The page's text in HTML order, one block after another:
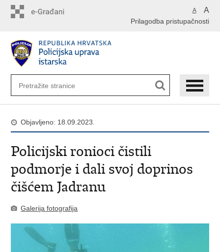
A A
Prilagodba pristupačnosti
Objavljeno: 18.09.2023.
Policijski ronioci čistili
podmorje i dali svoj doprinos
čišćem Jadranu
Galerija fotografija